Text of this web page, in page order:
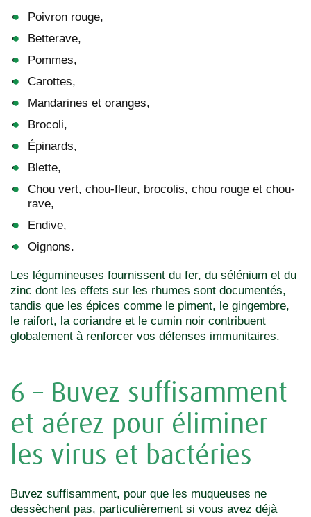
Poivron rouge,
Betterave,
Pommes,
Carottes,
Mandarines et oranges,
Brocoli,
Épinards,
Blette,
Chou vert, chou-fleur, brocolis, chou rouge et chou-
rave,
Endive,
Oignons.
Les légumineuses fournissent du fer, du sélénium et du
zinc dont les effets sur les rhumes sont documentés,
tandis que les épices comme le piment, le gingembre,
le raifort, la coriandre et le cumin noir contribuent
globalement à renforcer vos défenses immunitaires.
6 – Buvez suffisamment
et aérez pour éliminer
les virus et bactéries
Buvez suffisamment, pour que les muqueuses ne
dessèchent pas, particulièrement si vous avez déjà